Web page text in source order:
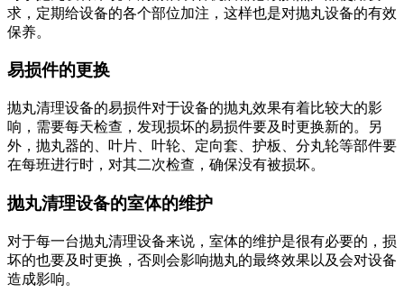
求，定期给设备的各个部位加注，这样也是对抛丸设备的有效
保养。
易损件的更换
抛丸清理设备的易损件对于设备的抛丸效果有着比较大的影
响，需要每天检查，发现损坏的易损件要及时更换新的。另
外，抛丸器的、叶片、叶轮、定向套、护板、分丸轮等部件要
在每班进行时，对其二次检查，确保没有被损坏。
抛丸清理设备的室体的维护
对于每一台抛丸清理设备来说，室体的维护是很有必要的，损
坏的也要及时更换，否则会影响抛丸的最终效果以及会对设备
造成影响。